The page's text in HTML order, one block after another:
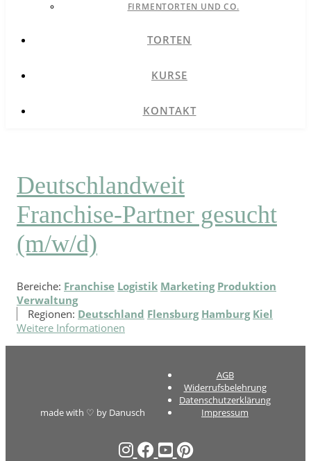
FIRMENTORTEN UND CO.
TORTEN
KURSE
KONTAKT
Deutschlandweit
Franchise-Partner gesucht
(m/w/d)
Bereiche: Franchise Logistik Marketing Produktion
Verwaltung
Regionen: Deutschland Flensburg Hamburg Kiel
Weitere Informationen
made with ♡ by Danusch
AGB
Widerrufsbelehrung
Datenschutzerklärung
Impressum